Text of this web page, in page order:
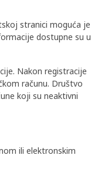
stranici moguća je
dostupne su u
Nakon registracije
računu. Društvo
koji su neaktivni
ili elektronskim